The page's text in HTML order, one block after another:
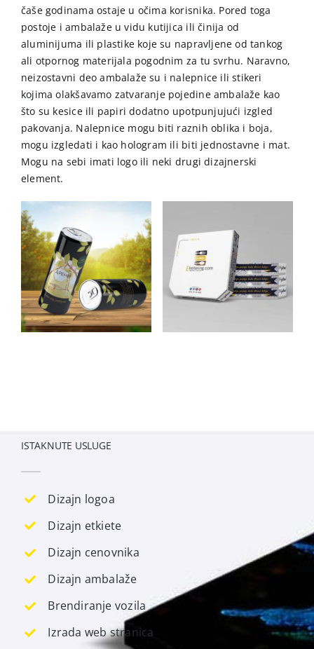
čaše godinama ostaje u očima korisnika. Pored toga
postoje i ambalaže u vidu kutijica ili činija od
aluminijuma ili plastike koje su napravljene od tankog
ali otpornog materijala pogodnim za tu svrhu. Naravno,
neizostavni deo ambalaže su i nalepnice ili stikeri
kojima olakšavamo zatvaranje pojedine ambalaže kao
što su kesice ili papiri dodatno upotpunjujući izgled
pakovanja. Nalepnice mogu biti raznih oblika i boja,
mogu izgledati i kao hologram ili biti jednostavne i mat.
Mogu na sebi imati logo ili neki drugi dizajnerski
element.
ISTAKNUTE USLUGE
Dizajn logoa
Dizajn etkiete
Dizajn cenovnika
Dizajn ambalaže
Brendiranje vozila
Izrada web stranica